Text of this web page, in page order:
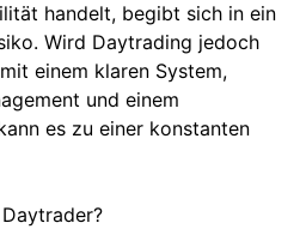
handelt, begibt sich in ein
Wird Daytrading jedoch
einem klaren System,
und einem
es zu einer konstanten